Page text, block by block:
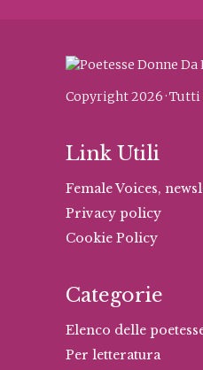
Copyright 2026 ·
Link Utili
Female Voices,
Privacy policy
Cookie Policy
Categorie
Elenco delle
Per letteratura